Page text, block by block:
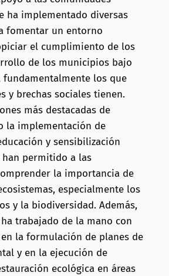
ha implementado diversas
fomentar un entorno
el cumplimiento de los
de los municipios bajo
los que
y brechas sociales tienen.
más destacadas de
la implementación de
y sensibilización
permitido a las
la importancia de
especialmente los
y la biodiversidad. Además,
trabajado de la mano con
la formulación de planes de
y en la ejecución de
ecológica en áreas